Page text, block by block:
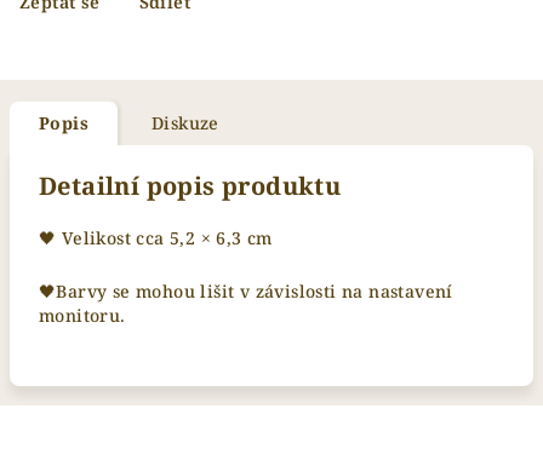
Popis Diskuze
Detailní popis produktu
🖤 Velikost cca 5,2 × 6,3 cm
🖤Barvy se mohou lišit v závislosti na nastavení
monitoru.